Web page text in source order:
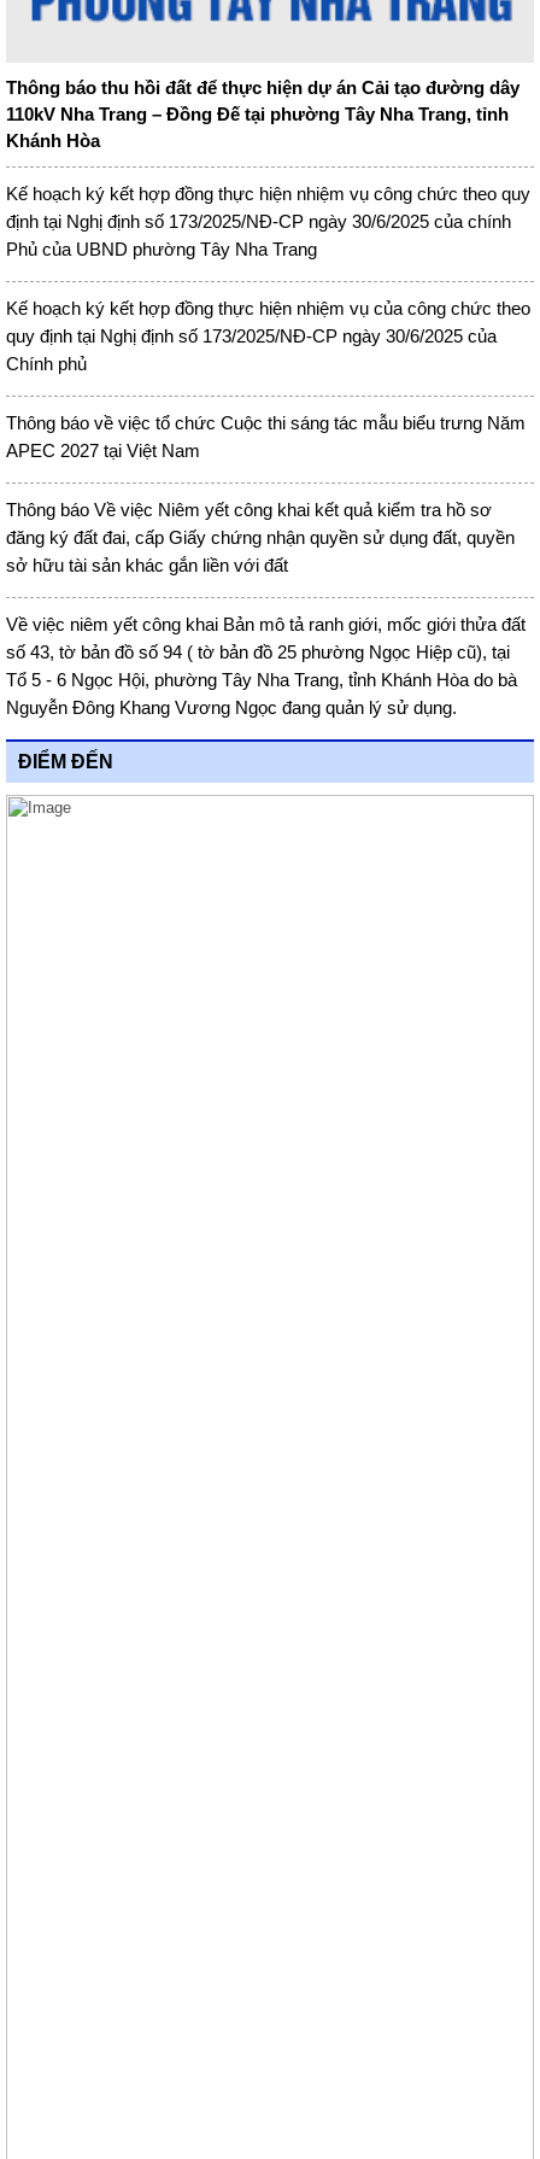
Thông báo thu hồi đất để thực hiện dự án Cải tạo đường dây
110kV Nha Trang – Đồng Đế tại phường Tây Nha Trang, tỉnh
Khánh Hòa
Kế hoạch ký kết hợp đồng thực hiện nhiệm vụ công chức theo quy
định tại Nghị định số 173/2025/NĐ-CP ngày 30/6/2025 của chính
Phủ của UBND phường Tây Nha Trang
Kế hoạch ký kết hợp đồng thực hiện nhiệm vụ của công chức theo
quy định tại Nghị định số 173/2025/NĐ-CP ngày 30/6/2025 của
Chính phủ
Thông báo về việc tổ chức Cuộc thi sáng tác mẫu biểu trưng Năm
APEC 2027 tại Việt Nam
Thông báo Về việc Niêm yết công khai kết quả kiểm tra hồ sơ
đăng ký đất đai, cấp Giấy chứng nhận quyền sử dụng đất, quyền
sở hữu tài sản khác gắn liền với đất
Về việc niêm yết công khai Bản mô tả ranh giới, mốc giới thửa đất
số 43, tờ bản đồ số 94 ( tờ bản đồ 25 phường Ngọc Hiệp cũ), tại
Tổ 5 - 6 Ngọc Hội, phường Tây Nha Trang, tỉnh Khánh Hòa do bà
Nguyễn Đông Khang Vương Ngọc đang quản lý sử dụng.
ĐIỂM ĐẾN